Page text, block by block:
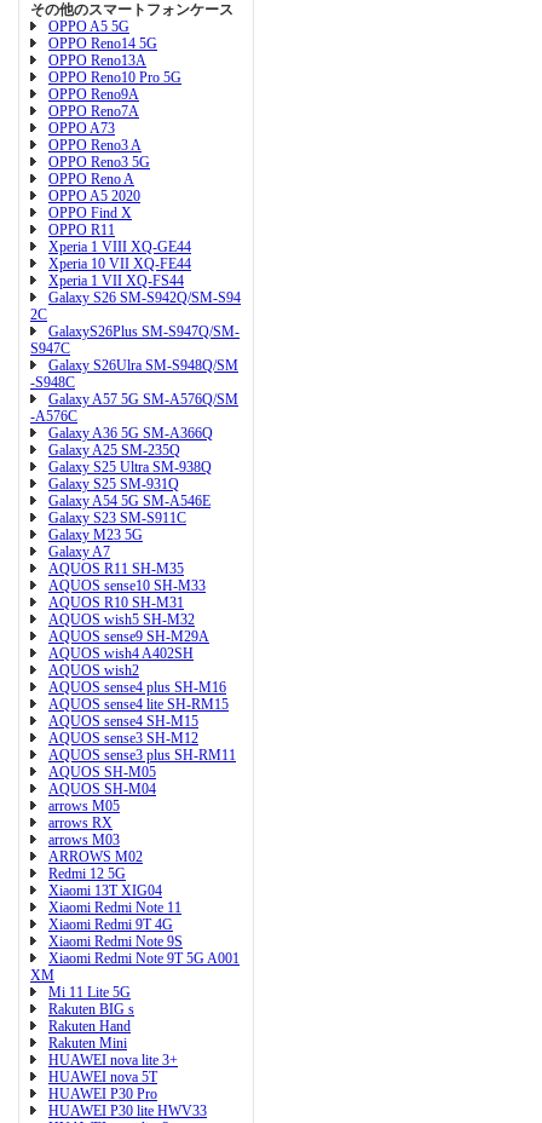
その他のスマートフォンケース
OPPO A5 5G
OPPO Reno14 5G
OPPO Reno13A
OPPO Reno10 Pro 5G
OPPO Reno9A
OPPO Reno7A
OPPO A73
OPPO Reno3 A
OPPO Reno3 5G
OPPO Reno A
OPPO A5 2020
OPPO Find X
OPPO R11
Xperia 1 VIII XQ-GE44
Xperia 10 VII XQ-FE44
Xperia 1 VII XQ-FS44
Galaxy S26 SM-S942Q/SM-S94
2C
GalaxyS26Plus SM-S947Q/SM-
S947C
Galaxy S26Ulra SM-S948Q/SM
-S948C
Galaxy A57 5G SM-A576Q/SM
-A576C
Galaxy A36 5G SM-A366Q
Galaxy A25 SM-235Q
Galaxy S25 Ultra SM-938Q
Galaxy S25 SM-931Q
Galaxy A54 5G SM-A546E
Galaxy S23 SM-S911C
Galaxy M23 5G
Galaxy A7
AQUOS R11 SH-M35
AQUOS sense10 SH-M33
AQUOS R10 SH-M31
AQUOS wish5 SH-M32
AQUOS sense9 SH-M29A
AQUOS wish4 A402SH
AQUOS wish2
AQUOS sense4 plus SH-M16
AQUOS sense4 lite SH-RM15
AQUOS sense4 SH-M15
AQUOS sense3 SH-M12
AQUOS sense3 plus SH-RM11
AQUOS SH-M05
AQUOS SH-M04
arrows M05
arrows RX
arrows M03
ARROWS M02
Redmi 12 5G
Xiaomi 13T XIG04
Xiaomi Redmi Note 11
Xiaomi Redmi 9T 4G
Xiaomi Redmi Note 9S
Xiaomi Redmi Note 9T 5G A001
XM
Mi 11 Lite 5G
Rakuten BIG s
Rakuten Hand
Rakuten Mini
HUAWEI nova lite 3+
HUAWEI nova 5T
HUAWEI P30 Pro
HUAWEI P30 lite HWV33